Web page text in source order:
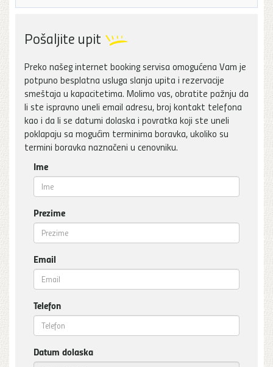
Pošaljite upit
Preko našeg internet booking servisa omogućena Vam je
potpuno besplatna usluga slanja upita i rezervacije
smeštaja u kapacitetima. Molimo vas, obratite pažnju da
li ste ispravno uneli email adresu, broj kontakt telefona
kao i da li se datumi dolaska i povratka koji ste uneli
poklapaju sa mogućim terminima boravka, ukoliko su
termini boravka naznačeni u cenovniku.
Ime
Prezime
Email
Telefon
Datum dolaska